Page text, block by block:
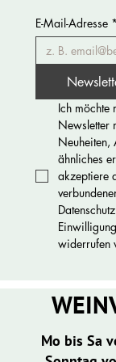
E-Mail-Adresse *
Ich möchte
Newsletter
Neuheiten,
ähnliches
akzeptiere
widerrufen
Mo bis Sa